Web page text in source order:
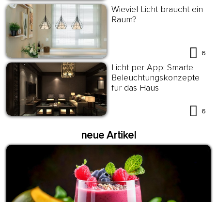
Wieviel Licht braucht ein
Raum?
6
Licht per App: Smarte
Beleuchtungskonzepte
für das Haus
6
neue Artikel